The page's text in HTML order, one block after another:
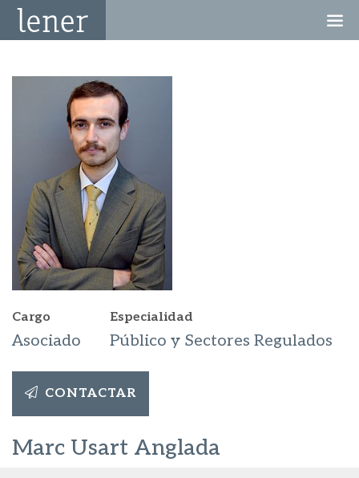
Cargo
Asociado
Especialidad
Público y Sectores Regulados
CONTACTAR
Marc Usart Anglada